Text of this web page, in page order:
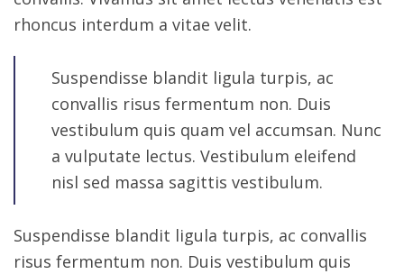
rhoncus interdum a vitae velit.
Suspendisse blandit ligula turpis, ac
convallis risus fermentum non. Duis
vestibulum quis quam vel accumsan. Nunc
a vulputate lectus. Vestibulum eleifend
nisl sed massa sagittis vestibulum.
Suspendisse blandit ligula turpis, ac convallis
risus fermentum non. Duis vestibulum quis